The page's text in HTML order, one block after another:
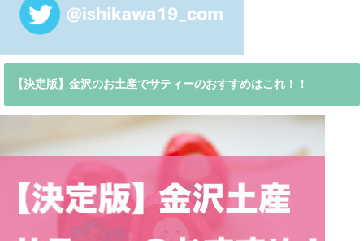
【決定版】金沢のお土産でサティーのおすすめはこれ！！